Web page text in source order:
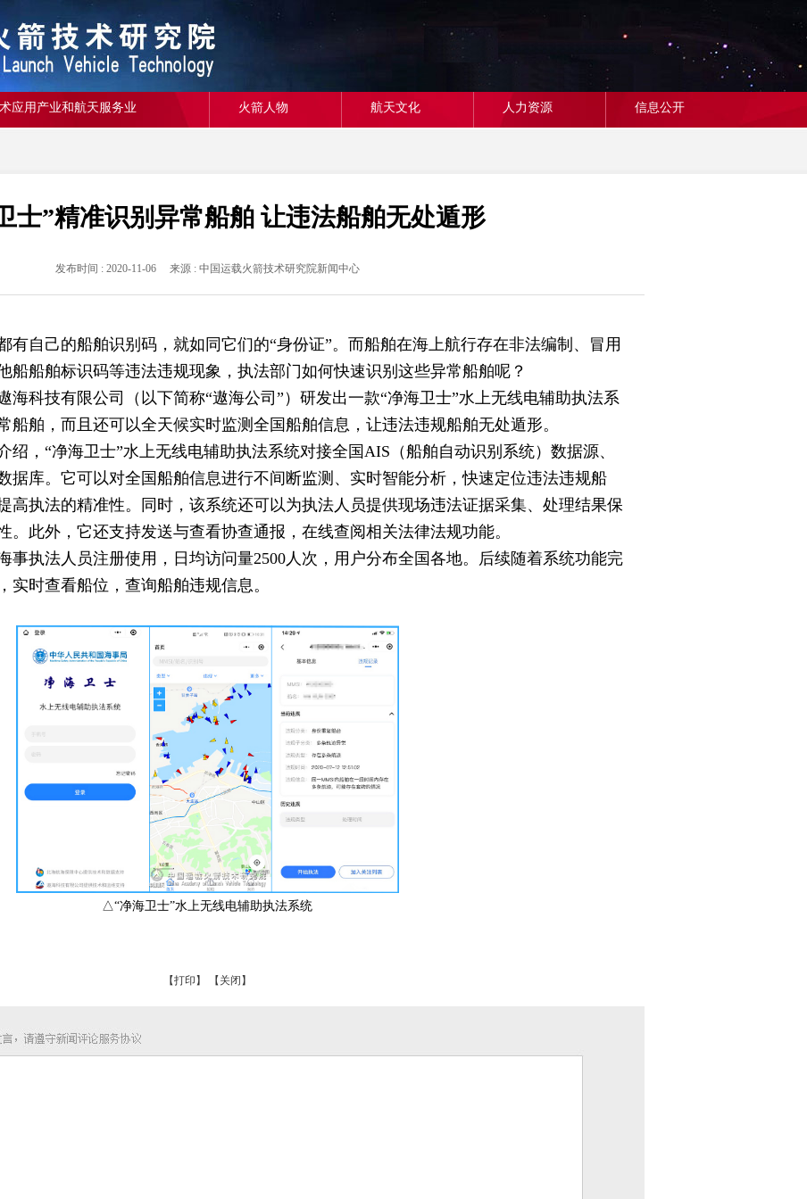
应用产业和航天服务业 火箭人物 航天文化 人力资源 信息公开
士”精准识别异常船舶 让违法船舶无处遁形
发布时间 : 2020-11-06 来源 : 中国运载火箭技术研究院新闻中心
自己的船舶识别码，就如同它们的“身份证”。而船舶在海上航行存在非法编制、冒用
船船舶标识码等违法违规现象，执法部门如何快速识别这些异常船舶呢？
科技有限公司（以下简称“遨海公司”）研发出一款“净海卫士”水上无线电辅助执法系
船舶，而且还可以全天候实时监测全国船舶信息，让违法违规船舶无处遁形。
，“净海卫士”水上无线电辅助执法系统对接全国AIS（船舶自动识别系统）数据源、
据库。它可以对全国船舶信息进行不间断监测、实时智能分析，快速定位违法违规船
高执法的精准性。同时，该系统还可以为执法人员提供现场违法证据采集、处理结果保
。此外，它还支持发送与查看协查通报，在线查阅相关法律法规功能。
执法人员注册使用，日均访问量2500人次，用户分布全国各地。后续随着系统功能完
实时查看船位，查询船舶违规信息。
△“净海卫士”水上无线电辅助执法系统
【打印】 【关闭】